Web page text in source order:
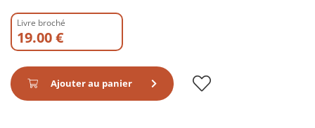
Livre broché
19.00 €
Ajouter au panier